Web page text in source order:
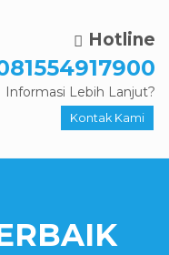
Hotline
Informasi Lebih Lanjut?
Kontak Kami